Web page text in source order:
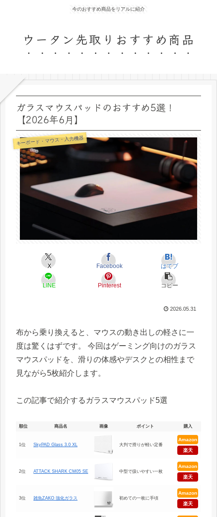
今のおすすめ商品をリアルに紹介
ウータン先取りおすすめ商品
ガラスマウスパッドのおすすめ5選！
【2026年6月】
キーボード・マウス・入力機器
X Facebook はてブ
LINE Pinterest コピー
2026.05.31
布から乗り換えると、マウスの動き出しの軽さに一
度は驚くはずです。 今回はゲーミング向けのガラス
マウスパッドを、滑りの体感やデスクとの相性まで
見ながら5枚紹介します。
この記事で紹介するガラスマウスパッド5選
順位 商品名 画像 ポイント 購入
1位 SkyPAD Glass 3.0 XL 大判で滑りが軽い定番
Amazon
楽天
2位 ATTACK SHARK CM05 SE 中型で扱いやすい一枚
Amazon
楽天
3位 雑魚ZAKO 強化ガラス 初めての一枚に手頃
Amazon
楽天